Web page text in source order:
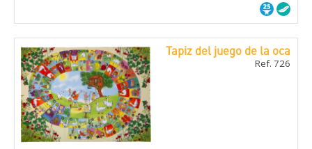
Tapiz del juego de la oca
Ref. 726